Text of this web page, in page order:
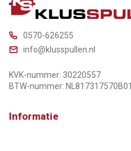
0570-626255
info@klusspullen.nl
KVK-nummer: 30220557
BTW-nummer: NL817317570B01
Informatie